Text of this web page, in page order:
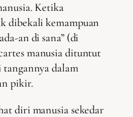
Ketika
dibekali kemampuan
an di sana” (di
manusia dituntut
dalam
pikir.
diri manusia sekedar